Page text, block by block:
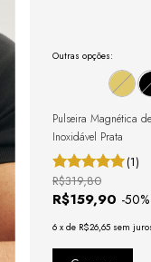
Outras opções:
Pulseira Magnética
Inoxidável Prata
(1)
R$159,90 -50
R$319,80
6 x de R$26,65 sem